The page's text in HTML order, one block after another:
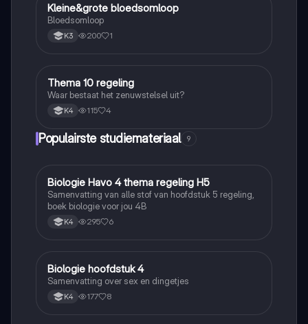
Biologie
Kleine&grote bloedsomloop
Bloedsomloop
K3 200 1
Biologie
Thema 10 regeling
Waar bestaat het zenuwstelsel uit?
K4 115 4
Populairste studiemateriaal 9
Biologie
Biologie Havo 4 thema regeling H5
Samenvatting van alle stof van hoofdstuk 5 regeling,
boek biologie voor jou 4B
K4 295 6
Biologie
Biologie hoofdstuk 4
Samenvatting over sex en dingetjes
K4 177 8